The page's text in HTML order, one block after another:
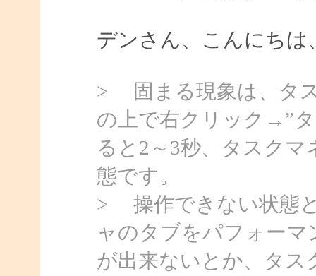
デンさん、こんにちは
> 固まる現象は、タ
の上で右クリック→”
ると2～3秒、タスク
態です。
> 操作できない状態
ャのタブをパフォー
が出来ないとか、タス